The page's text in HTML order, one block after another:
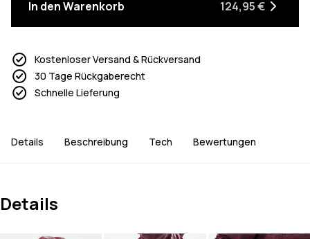
In den Warenkorb 124,95 €
Kostenloser Versand & Rückversand
30 Tage Rückgaberecht
Schnelle Lieferung
Details Beschreibung Tech Bewertungen
Details